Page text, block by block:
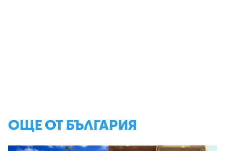
ОЩЕ ОТ БЪЛГАРИЯ